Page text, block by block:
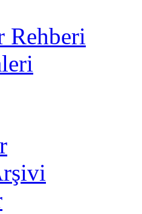
Rehberi